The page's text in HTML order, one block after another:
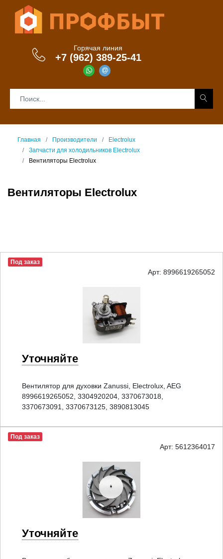
Горячая линия
+7 (962) 389-25-41
Главная Производители
Electrolux
Запчасти для холодильников Electrolux
Вентиляторы Electrolux
Вентиляторы Electrolux
Под заказ
Арт: 8996619265052
Уточняйте
Вентилятор для духовки Zanussi, Electrolux, AEG
8996619265052, 3304920204, 3370673018,
3370673091, 3370673125, 3890813045
Под заказ
Арт: 5612364017
Уточняйте